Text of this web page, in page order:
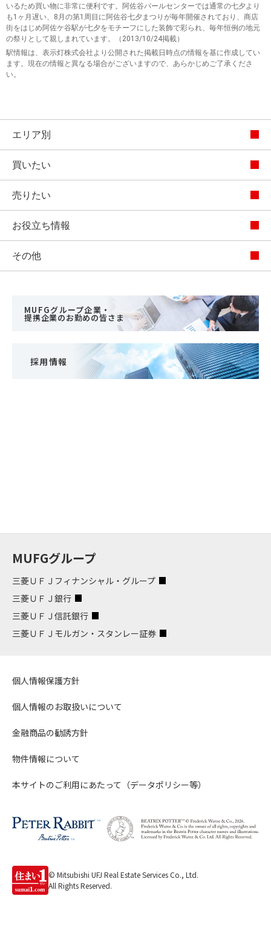
いるため買い物に非常に便利です。阿佐谷パールセンターでは通常の七夕より
も1ヶ月遅い、8月の第1周目に阿佐谷七夕まつりが毎年開催されており、商店
街をはじめ阿佐ケ谷駅が七夕をモチーフにした装飾で彩られ、毎年恒例の地元
の祭りとして親しまれています。（2013/10/24掲載）
駅情報は、表示灯株式会社より公開された掲載日時点の情報を基に作成してい
ます。現在の情報と異なる場合がございますので、あらかじめご了承くださ
い。
エリア別
買いたい
売りたい
お役立ち情報
その他
MUFGグループ企業・
提携企業のお勤めの皆さま
採用情報
MUFGグループ
三菱ＵＦＪフィナンシャル・グループ
三菱ＵＦＪ銀行
三菱ＵＦＪ信託銀行
三菱ＵＦＪモルガン・スタンレー証券
個人情報保護方針
個人情報のお取扱いについて
金融商品の勧誘方針
物件情報について
本サイトのご利用にあたって（データポリシー等）
© Mitsubishi UFJ Real Estate Services Co., Ltd.
All Rights Reserved.